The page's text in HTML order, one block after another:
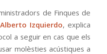
de Finques de
Alberto Izquierdo, explica
a seguir en cas que els
molèsties acústiques a